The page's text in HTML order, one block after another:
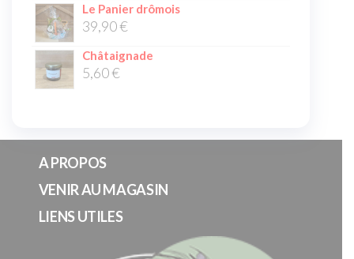
Le Panier drômois
39,90€
Châtaignade
5,60€
A PROPOS
VENIR AU MAGASIN
LIENS UTILES